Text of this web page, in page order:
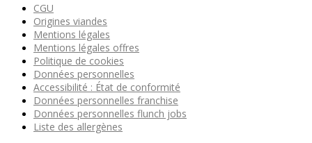
CGU
Origines viandes
Mentions légales
Mentions légales offres
Politique de cookies
Données personnelles
Accessibilité : État de conformité
Données personnelles franchise
Données personnelles flunch jobs
Liste des allergènes